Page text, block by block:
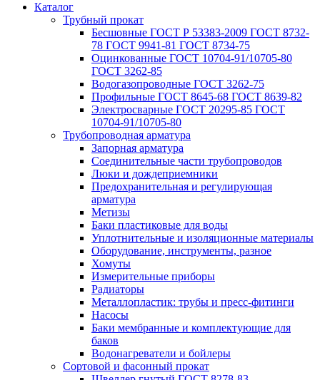
Каталог
Трубный прокат
Беcшовные ГОСТ Р 53383-2009 ГОСТ 8732-
78 ГОСТ 9941-81 ГОСТ 8734-75
Оцинкованные ГОСТ 10704-91/10705-80
ГОСТ 3262-85
Водогазопроводные ГОСТ 3262-75
Профильные ГОСТ 8645-68 ГОСТ 8639-82
Электросварные ГОСТ 20295-85 ГОСТ
10704-91/10705-80
Трубопроводная арматура
Запорная арматура
Соединительные части трубопроводов
Люки и дождеприемники
Предохранительная и регулирующая
арматура
Метизы
Баки пластиковые для воды
Уплотнительные и изоляционные материалы
Оборудование, инструменты, разное
Хомуты
Измерительные приборы
Радиаторы
Металлопластик: трубы и пресс-фитинги
Насосы
Баки мембранные и комплектующие для
баков
Водонагреватели и бойлеры
Сортовой и фасонный прокат